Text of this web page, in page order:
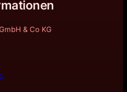
& Co KG